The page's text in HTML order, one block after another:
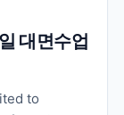
대면수업
to